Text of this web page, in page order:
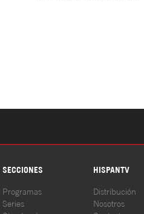
SECCIONES HISPANTV
Programas
Series
Distribución
Nosotros